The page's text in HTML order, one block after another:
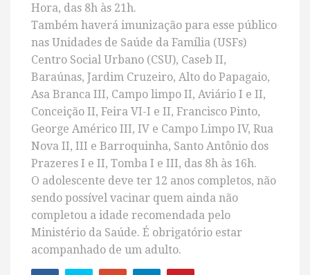
Hora, das 8h às 21h.
Também haverá imunização para esse público
nas Unidades de Saúde da Família (USFs)
Centro Social Urbano (CSU), Caseb II,
Baraúnas, Jardim Cruzeiro, Alto do Papagaio,
Asa Branca III, Campo limpo II, Aviário I e II,
Conceição II, Feira VI-I e II, Francisco Pinto,
George Américo III, IV e Campo Limpo IV, Rua
Nova II, III e Barroquinha, Santo Antônio dos
Prazeres I e II, Tomba I e III, das 8h às 16h.
O adolescente deve ter 12 anos completos, não
sendo possível vacinar quem ainda não
completou a idade recomendada pelo
Ministério da Saúde. É obrigatório estar
acompanhado de um adulto.